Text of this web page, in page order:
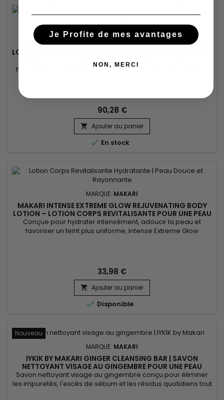
MARQUE:MAKARI
MAKARI BLUE CRYSTAL SKIN REVIVING BODY LOTION –
LOTION CORPS REVITALISANTE POUR UNE PEAU DOUCE ET
ÉCLATANTE
C’est un lait corporel revitalisant et unifiant conçu pour
hydrater, nourrir et raviver l’éclat naturel de la peau. Makari
le collagène, le glutathion et l’huile de graines de tournesol.
Cette synergie aide à améliorer la souplesse, renforcer le
confort cutané et révéler une peau plus...
90,28 €
 Ajouter au panier
 En stock
MARQUE: MAKARI
MAKARI INTENSE EXTREME GLOW REJUVENATING BODY
LOTION – LOTION CORPS REVITALISANTE POUR UNE PEAU
DOUCE ET RAYONNANTE
Conçue pour hydrater intensément, adoucir la peau et
favoriser un teint plus uniforme, Intense Extreme Glow
C et E, les extraits de réglisse, de racine de mûrier et de
Prunus...
33,98 €
 Ajouter au panier
 Disponible
Nouveau
MARQUE: MAKARI
IYKIK BY MAKARI GINGER CLEANSING BAR | SAVON
NETTOYANT VISAGE AU GINGEMBRE POUR UNE PEAU
NETTE ET ÉCLATANTE
Savon nettoyant visage au gingembre conçu pour éliminer
les impuretés, l'excès de sébum et les résidus quotidiens tout
Je Profite de mes avantages
NON, MERCI